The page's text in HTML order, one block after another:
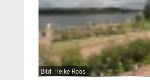
Bild: Heike Roos